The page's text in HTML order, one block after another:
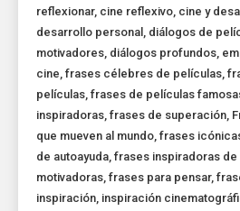
reflexionar, cine reflexivo, cine y
desarrollo personal , diálogos de
motivadores, diálogos profundos,
cine,frases célebres de películas,
películas,frases de películas
inspiradoras,frases de superación,
que mueven al mundo,frases
de autoayuda,frases inspiradoras
motivadoras,frases para pensar,
inspiración, inspiración